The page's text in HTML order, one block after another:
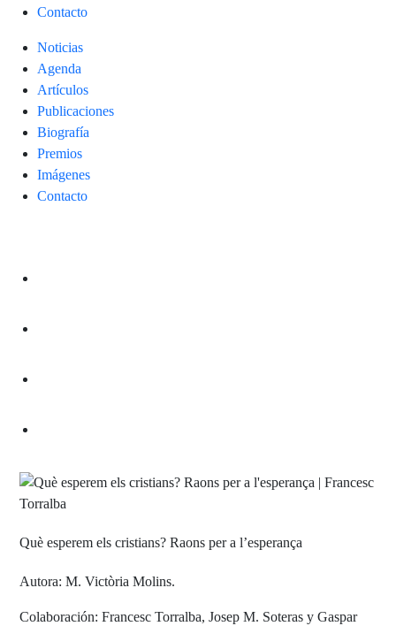
Contacto
Noticias
Agenda
Artículos
Publicaciones
Biografía
Premios
Imágenes
Contacto
Què esperem els cristians? Raons per a l’esperança
Autora: M. Victòria Molins.
Colaboración: Francesc Torralba, Josep M. Soteras y Gaspar